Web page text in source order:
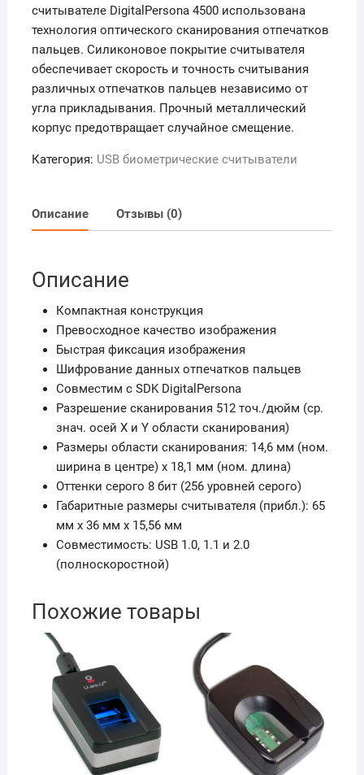
считывателе DigitalPersona 4500 использована
технология оптического сканирования отпечатков
пальцев. Силиконовое покрытие считывателя
обеспечивает скорость и точность считывания
различных отпечатков пальцев независимо от
угла прикладывания. Прочный металлический
корпус предотвращает случайное смещение.
Категория: USB биометрические считыватели
Описание Отзывы (0)
Описание
Компактная конструкция
Превосходное качество изображения
Быстрая фиксация изображения
Шифрование данных отпечатков пальцев
Совместим с SDK DigitalPersona
Разрешение сканирования 512 точ./дюйм (ср.
знач. осей X и Y области сканирования)
Размеры области сканирования: 14,6 мм (ном.
ширина в центре) х 18,1 мм (ном. длина)
Оттенки серого 8 бит (256 уровней серого)
Габаритные размеры считывателя (прибл.): 65
мм x 36 мм x 15,56 мм
Совместимость: USB 1.0, 1.1 и 2.0
(полноскоростной)
Похожие товары